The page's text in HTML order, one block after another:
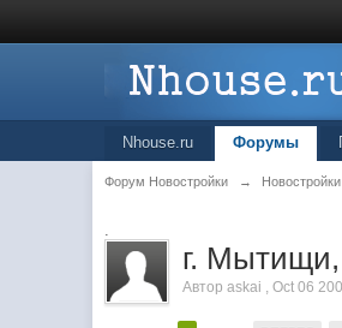
Nhouse.ru Форумы
Форум Новостройки → Новостройки
.
г.
Авторaskai ,Oct 06